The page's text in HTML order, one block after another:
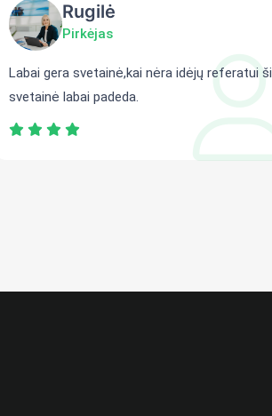
Rugilė
Pirkėjas
Labai gera svetainė,kai nėra idėjų referatui ši
svetainė labai padeda.